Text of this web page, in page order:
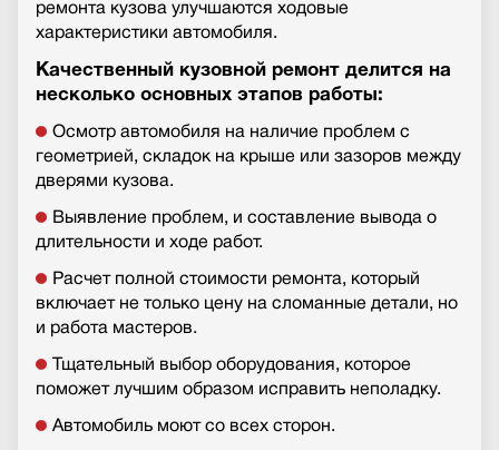
ремонта кузова улучшаются ходовые
характеристики автомобиля.
Качественный кузовной ремонт делится на
несколько основных этапов работы:
Осмотр автомобиля на наличие проблем с
геометрией, складок на крыше или зазоров между
дверями кузова.
Выявление проблем, и составление вывода о
длительности и ходе работ.
Расчет полной стоимости ремонта, который
включает не только цену на сломанные детали, но
и работа мастеров.
Тщательный выбор оборудования, которое
поможет лучшим образом исправить неполадку.
Автомобиль моют со всех сторон.